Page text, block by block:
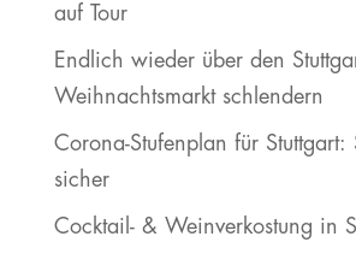
auf Tour
Endlich wieder über den
Weihnachtsmarkt schlendern
Corona-Stufenplan für Stuttgart:
sicher
Cocktail- & Weinverkostung in